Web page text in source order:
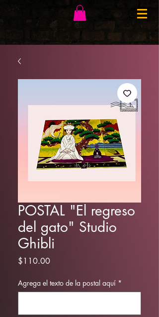
POSTAL "El regreso
del gato" Studio
Ghibli
$110.00Precio
Agrega el texto de la postal aquí *